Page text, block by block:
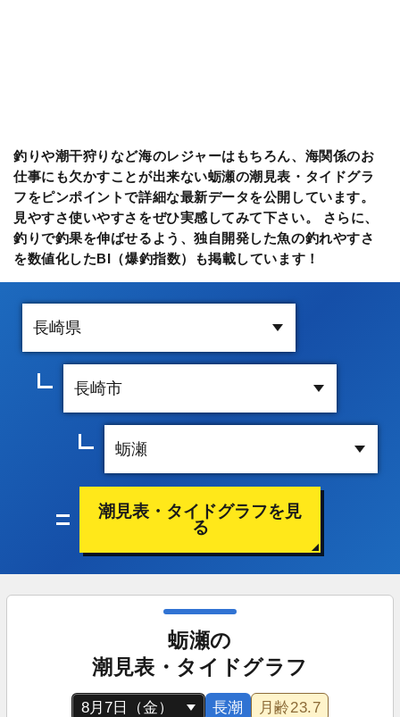
釣りや潮干狩りなど海のレジャーはもちろん、海関係のお
仕事にも欠かすことが出来ない蛎瀬の潮見表・タイドグラ
フをピンポイントで詳細な最新データを公開しています。
見やすさ使いやすさをぜひ実感してみて下さい。 さらに、
釣りで釣果を伸ばせるよう、独自開発した魚の釣れやすさ
を数値化したBI（爆釣指数）も掲載しています！
潮見表・タイドグラフを見
る
蛎瀬の
潮見表・タイドグラフ
長潮 月齢23.7